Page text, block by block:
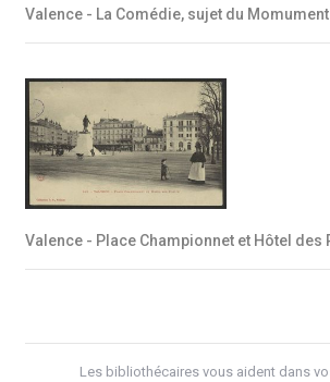
Valence - La Comédie, sujet du
Valence - Place Championnet et Hôtel des
Les bibliothécaires vous aident dans